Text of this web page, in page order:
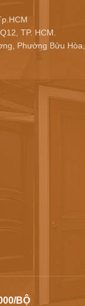
TP. HCM.
Phường Bửu Hòa,
BỘ